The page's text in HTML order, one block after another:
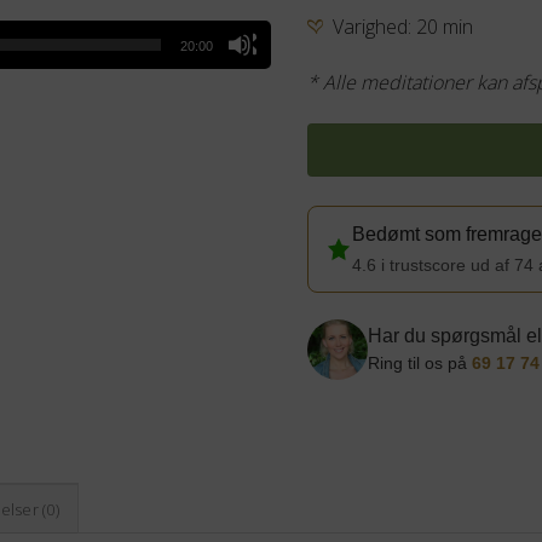
20:00
Varighed: 20 min
* Alle meditationer kan
Bedømt som
4.6 i trustscore ud af 74
Har du spørgsmål
Ring til os på 69 17
(0)